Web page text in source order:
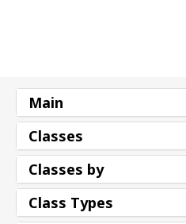
Main
Classes
Classes by
Class Types